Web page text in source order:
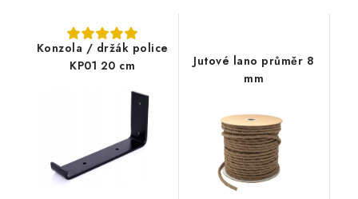
Konzola / držák police
KP01 20 cm
Jutové lano průměr 8
mm